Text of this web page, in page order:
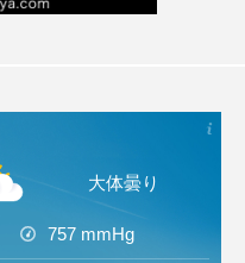
大体曇り
757 mmHg